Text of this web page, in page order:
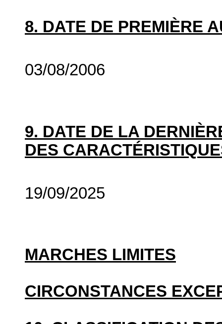
8. DATE DE PREMIÈRE
03/08/2006
9. DATE DE LA
DES
19/09/2025
MARCHES LIMITES
CIRCONSTANCES